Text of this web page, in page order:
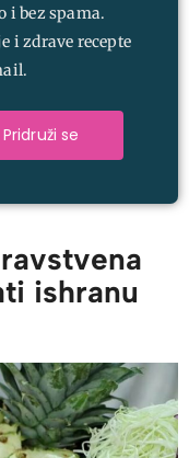
i bez spama.
i zdrave recepte
Pridruži se
ishranu